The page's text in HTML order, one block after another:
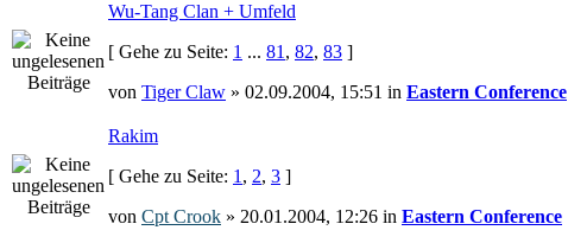
Wu-Tang Clan + Umfeld
[ Gehe zu Seite: 1 ... 81 , 82, 83 ]
von Tiger Claw » 02.09.2004, 15:51 in Eastern Conference
Rakim
[ Gehe zu Seite: 1 , 2, 3 ]
von Cpt Crook » 20.01.2004, 12:26 in Eastern Conference